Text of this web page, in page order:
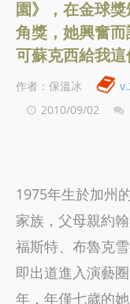
園》，在金球
角獎，她興奮
可蘇克西給我
作者：保溫冰
2010/09/02
1975年生於加州
家族，父母親約
福斯特、布魯克
即出道進入演藝
年，年僅七歲的